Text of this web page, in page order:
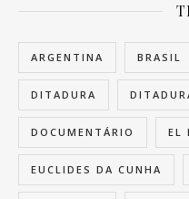
ARGENTINA BRASIL
DITADURA
DOCUMENTÁRIO EL
EUCLIDES DA CUNHA